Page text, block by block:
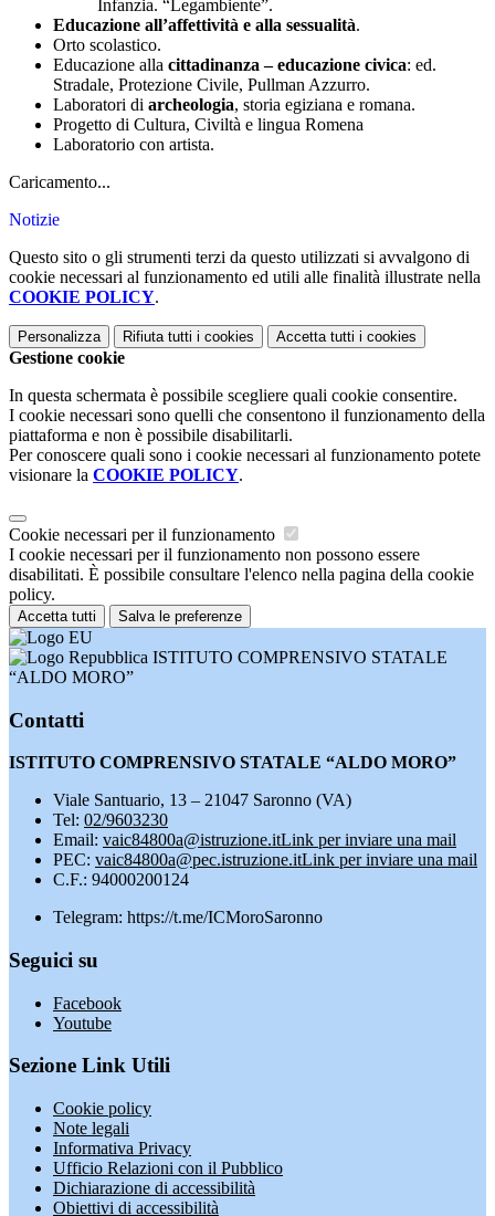
Infanzia. “Legambiente”.
Educazione all’affettività e alla sessualità.
Orto scolastico.
Educazione alla cittadinanza – educazione civica: ed.
Stradale, Protezione Civile, Pullman Azzurro.
Laboratori di archeologia, storia egiziana e romana.
Progetto di Cultura, Civiltà e lingua Romena
Laboratorio con artista.
Caricamento...
Notizie
Questo sito o gli strumenti terzi da questo utilizzati si avvalgono di
cookie necessari al funzionamento ed utili alle finalità illustrate nella
COOKIE POLICY.
Personalizza Rifiuta tutti i cookies Accetta tutti i cookies
Gestione cookie
In questa schermata è possibile scegliere quali cookie consentire.
I cookie necessari sono quelli che consentono il funzionamento della
piattaforma e non è possibile disabilitarli.
Per conoscere quali sono i cookie necessari al funzionamento potete
visionare la COOKIE POLICY.
Cookie necessari per il funzionamento
I cookie necessari per il funzionamento non possono essere
disabilitati. È possibile consultare l'elenco nella pagina della cookie
policy.
Accetta tutti Salva le preferenze
ISTITUTO COMPRENSIVO STATALE
“ALDO MORO”
Contatti
ISTITUTO COMPRENSIVO STATALE “ALDO MORO”
Viale Santuario, 13 – 21047 Saronno (VA)
Tel: 02/9603230
Email: vaic84800a@istruzione.itLink per inviare una mail
PEC: vaic84800a@pec.istruzione.itLink per inviare una mail
C.F.: 94000200124
Telegram: https://t.me/ICMoroSaronno
Seguici su
Facebook
Youtube
Sezione Link Utili
Cookie policy
Note legali
Informativa Privacy
Ufficio Relazioni con il Pubblico
Dichiarazione di accessibilità
Obiettivi di accessibilità